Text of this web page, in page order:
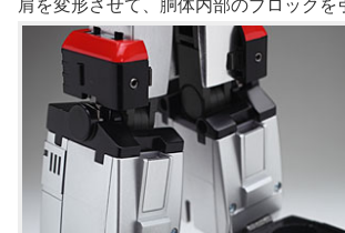
肩を変形させて、胴体内部のブロックを